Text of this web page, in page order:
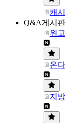
캐
Q&A게시판
위
온
지